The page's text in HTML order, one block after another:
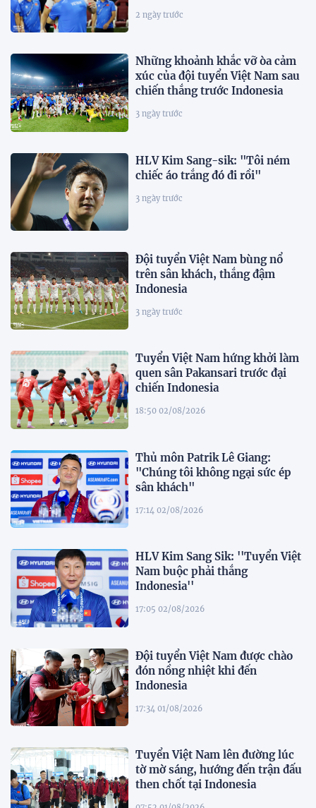
2 ngày trước
Những khoảnh khắc vỡ òa cảm
xúc của đội tuyển Việt Nam sau
chiến thắng trước Indonesia
3 ngày trước
HLV Kim Sang-sik: "Tôi ném
chiếc áo trắng đó đi rồi"
3 ngày trước
Đội tuyển Việt Nam bùng nổ
trên sân khách, thắng đậm
Indonesia
3 ngày trước
Tuyển Việt Nam hứng khởi làm
quen sân Pakansari trước đại
chiến Indonesia
18:50 02/08/2026
Thủ môn Patrik Lê Giang:
"Chúng tôi không ngại sức ép
sân khách"
17:14 02/08/2026
HLV Kim Sang Sik: ''Tuyển Việt
Nam buộc phải thắng
Indonesia''
17:05 02/08/2026
Đội tuyển Việt Nam được chào
đón nồng nhiệt khi đến
Indonesia
17:34 01/08/2026
Tuyển Việt Nam lên đường lúc
tờ mờ sáng, hướng đến trận đấu
then chốt tại Indonesia